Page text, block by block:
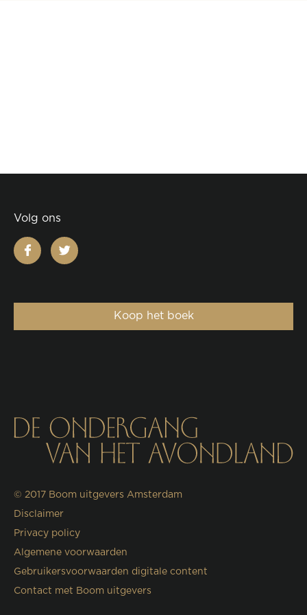
Volg ons
facebooktwitter
Koop het boek
© 2017 Boom uitgevers Amsterdam
Disclaimer
Privacy policy
Algemene voorwaarden
Gebruikersvoorwaarden digitale content
Contact met Boom uitgevers